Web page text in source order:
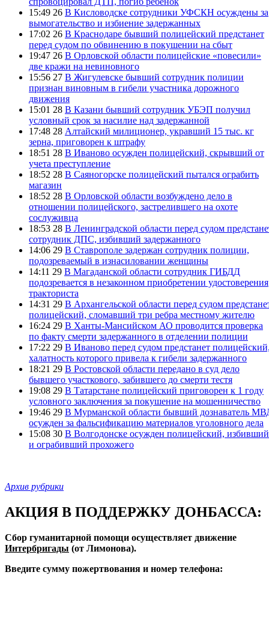
15:49 26 В Кисловодске сотрудники УФСКН осуждены за
вымогательство и избиение задержанных
17:02 26 В Краснодаре бывший полицейский предстанет
перед судом по обвинению в покушении на сбыт
19:47 26 В Орловской области полицейские «повесили»
две кражи на невиновного
15:56 27 В Жигулевске бывший сотрудник полиции
признан виновным в гибели участника дорожного
движения
15:01 28 В Казани бывший сотрудник УБЭП получил
условный срок за насилие над задержанной
17:48 28 Алтайский милиционер, укравший 15 тыс. кг
зерна, приговорен к штрафу
18:51 28 В Иваново осужден полицейский, скрывший от
учета преступление
18:52 28 В Саяногорске полицейский пытался ограбить
магазин
18:52 28 В Орловской области возбуждено дело в
отношении полицейского, застрелившего на охоте
сослуживца
18:53 28 В Ленинградской области перед судом
сотрудник ДПС, избивший задержанного
14:06 29 В Ставрополе задержан сотрудник полиции,
подозреваемый в изнасиловании женщины
14:11 29 В Магаданской области сотрудник ГИБДД
подозревается в незаконном приобретении удостоверения
тракториста
14:31 29 В Архангельской области перед судом
полицейский, сломавший три ребра местному жителю
16:24 29 В Ханты-Мансийском АО проводится проверка
по факту смерти задержанного в отделении полиции
17:22 29 В Иваново перед судом предстанет
халатность которого привела к гибели задержанного
18:21 29 В Ростовской области передано в суд дело
бывшего участкового, забившего до смерти тестя
19:08 29 В Татарстане полицейский приговорен к 1 году
условного заключения за покушение на мошенничество
19:46 29 В Мурманской области бывший дознаватель
осужден за фальсификацию материалов уголовного дела
15:08 30 В Волгодонске осужден полицейский, избивший
и ограбивший прохожего
Архив рубрики
АКЦИЯ В ПОДДЕРЖКУ ДОНБАССА:
Сбор гуманитарной помощи осуществляет движение
Интербригады (от Лимонова).
Введите сумму пожертвования и номер телефона: